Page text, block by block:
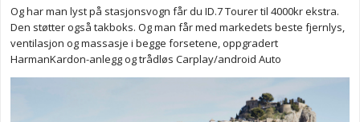
Og har man lyst på stasjonsvogn får du ID.7 Tourer til 4000kr ekstra.
Den støtter også takboks. Og man får med markedets beste fjernlys,
ventilasjon og massasje i begge forsetene, oppgradert
HarmanKardon-anlegg og trådløs Carplay/android Auto